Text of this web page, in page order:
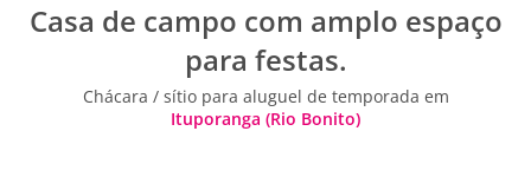
Casa de campo com amplo espaço
para festas.
Chácara / sítio para aluguel de temporada em
Ituporanga (Rio Bonito)